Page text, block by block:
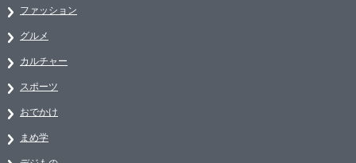
ファッション
グルメ
カルチャー
スポーツ
おでかけ
まめ学